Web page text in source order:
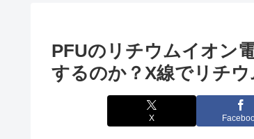
PFUのリチウムイオン
するのか？X線でリチ
X